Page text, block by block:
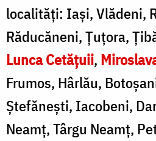
localități: Iași, Vlădeni,
Răducăneni, Țuțora,
Lunca Cetățuii,
Frumos, Hârlău,
Ștefănești, Iacobeni,
Neamț, Târgu Neamț,